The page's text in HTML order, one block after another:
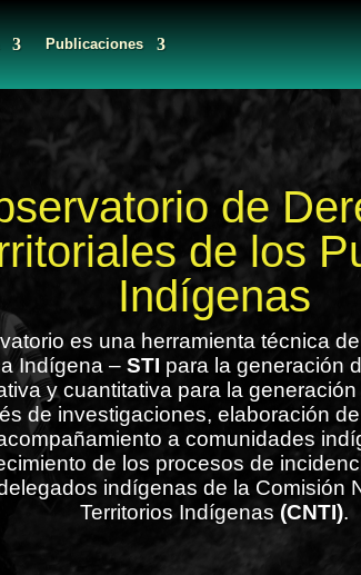
Publicaciones
de
de los
Indígenas
es una herramienta técnica
Indígena –STI para la generación
y cuantitativa para la
de investigaciones, elaboración
a comunidades
de los procesos de
indígenas de la Comisión
Territorios Indígenas (CNTI).